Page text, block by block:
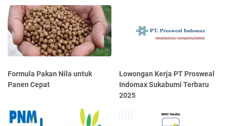
Formula Pakan Nila untuk
Panen Cepat
Lowongan Kerja PT Prosweal
Indomax Sukabumi Terbaru
2025